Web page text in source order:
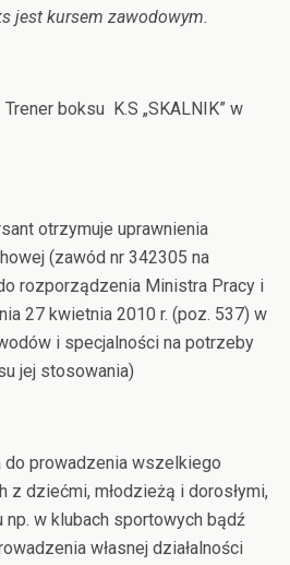
jest kursem zawodowym.
Trener boksu K.S „SKALNIK” w
otrzymuje uprawnienia
(zawód nr 342305 na
rozporządzenia Ministra Pracy i
27 kwietnia 2010 r. (poz. 537) w
i specjalności na potrzeby
jej stosowania)
do prowadzenia wszelkiego
z dziećmi, młodzieżą i dorosłymi,
w klubach sportowych bądź
własnej działalności